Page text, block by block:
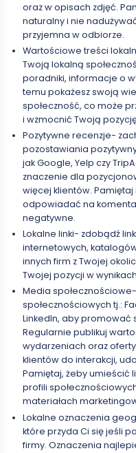
oraz w opisach zdjęć.
naturalny i nie
przyjemna w odbiorze.
Wartościowe treści
Twoją lokalną
poradniki, informacje o
temu pokażesz swoją
społeczność, co może
i wzmocnić Twoją
Pozytywne recenzje-
pozostawiania
jak Google, Yelp czy
znaczenie dla
więcej klientów.
odpowiadać na
negatywne.
Lokalne linki- zdobądź
internetowych,
innych firm z Twojej
Twojej pozycji w
Media
społecznościowych tj.:
LinkedIn, aby promować
Regularnie publikuj
wydarzeniach oraz
klientów do interakcji,
Pamiętaj, żeby umieścić
profili
materiałach
Lokalne oznaczenia
które przyda Ci się jeśli
firmy. Oznaczenia